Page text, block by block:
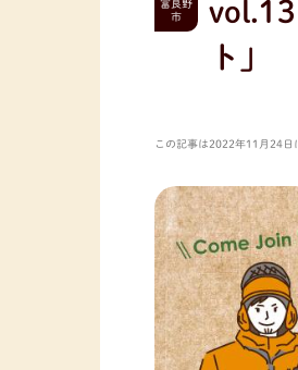
富良野
市
vol.13
ト」
この記事は2022年11月24日